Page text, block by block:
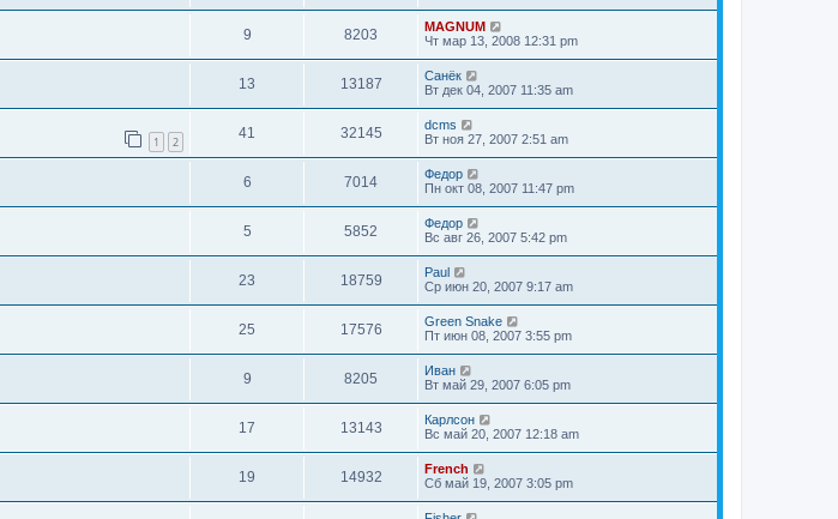
9 8203
MAGNUM
Чт мар 13, 2008 12:31 pm
13 13187
Санёк
Вт дек 04, 2007 11:35 am
1 2
41 32145
dcms
Вт ноя 27, 2007 2:51 am
6 7014
Федор
Пн окт 08, 2007 11:47 pm
5 5852
Федор
Вс авг 26, 2007 5:42 pm
23 18759
Paul
Ср июн 20, 2007 9:17 am
25 17576
Green Snake
Пт июн 08, 2007 3:55 pm
9 8205
Иван
Вт май 29, 2007 6:05 pm
17 13143
Карлсон
Вс май 20, 2007 12:18 am
19 14932
French
Сб май 19, 2007 3:05 pm